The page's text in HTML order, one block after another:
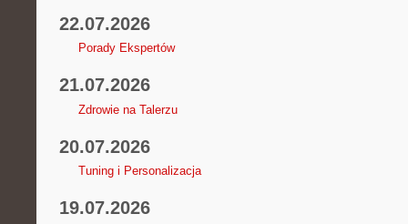
22.07.2026
Porady Ekspertów
21.07.2026
Zdrowie na Talerzu
20.07.2026
Tuning i Personalizacja
19.07.2026